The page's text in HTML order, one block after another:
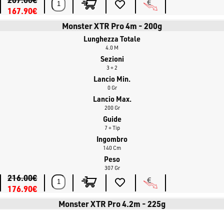
Tre motivi per scegliere Preston Innovations Monster XTR Pro:
Prestazioni di lancio ineguagliabili, qualità dei materiali
premium (Fuji/American Tackle), estrema versatilità in ambienti
Feeder fishing
lunga distanza, pesca in grandi fiumi e acque correnti.
167.90€
Monster XTR Pro 4m - 200g
Lunghezza Totale
4.0 M
Sezioni
3 + 2
Lancio Min.
0 Gr
Lancio Max.
200 Gr
Guide
7 + Tip
Ingombro
140 Cm
Peso
307 Gr
216.00€
176.90€
Monster XTR Pro 4.2m - 225g